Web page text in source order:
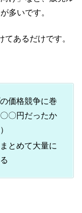
多いです。
あるだけです。
価格競争に巻
〇円だったか
とめて大量に